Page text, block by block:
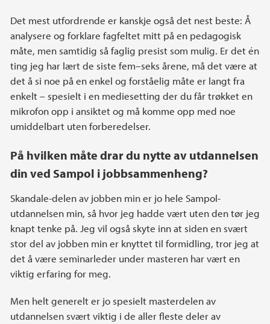
Det mest utfordrende er kanskje også det nest beste: Å
analysere og forklare fagfeltet mitt på en pedagogisk
måte, men samtidig så faglig presist som mulig. Er det én
ting jeg har lært de siste fem–seks årene, må det være at
det å si noe på en enkel og forståelig måte er langt fra
enkelt – spesielt i en mediesetting der du får trøkket en
mikrofon opp i ansiktet og må komme opp med noe
umiddelbart uten forberedelser.
På hvilken måte drar du nytte av utdannelsen
din ved Sampol i jobbsammenheng?
Skandale-delen av jobben min er jo hele Sampol-
utdannelsen min, så hvor jeg hadde vært uten den tør jeg
knapt tenke på. Jeg vil også skyte inn at siden en svært
stor del av jobben min er knyttet til formidling, tror jeg at
det å være seminarleder under masteren har vært en
viktig erfaring for meg.
Men helt generelt er jo spesielt masterdelen av
utdannelsen svært viktig i de aller fleste deler av